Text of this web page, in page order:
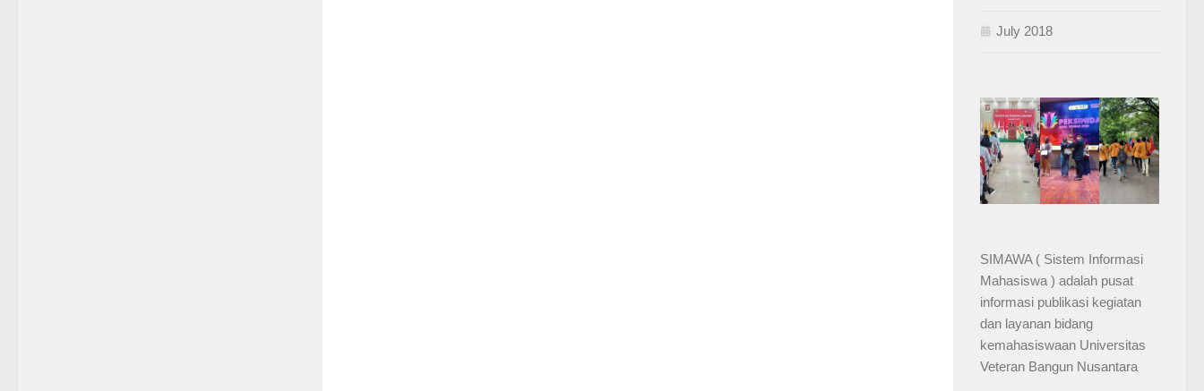
July 2018
SIMAWA ( Sistem Informasi
Mahasiswa ) adalah pusat
informasi publikasi kegiatan
dan layanan bidang
kemahasiswaan Universitas
Veteran Bangun Nusantara